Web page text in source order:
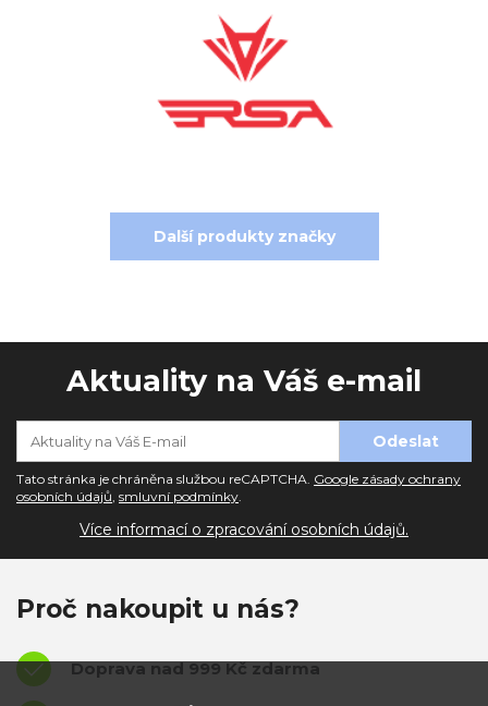
Další produkty značky
Aktuality na Váš e-mail
Tato stránka je chráněna službou reCAPTCHA. Google zásady ochrany
osobních údajů, smluvní podmínky.
Více informací o zpracování osobních údajů.
Proč nakoupit u nás?
Doprava nad 999 Kč zdarma